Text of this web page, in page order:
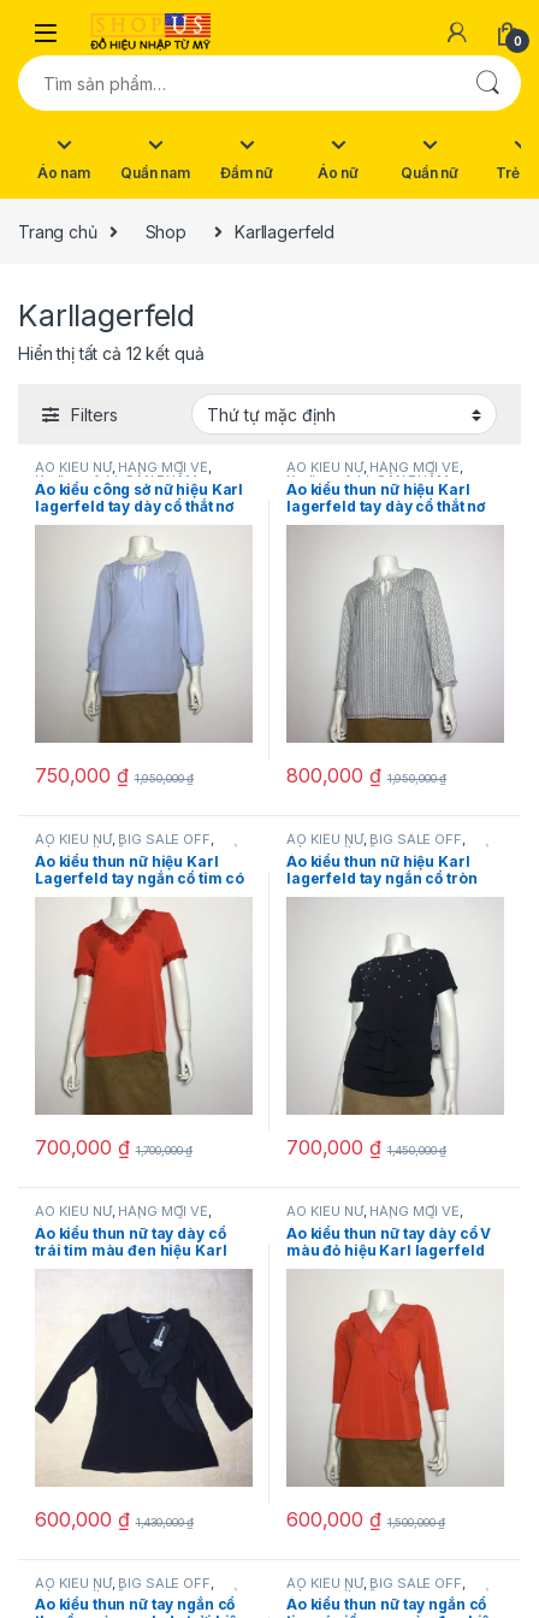
Skip to navigation
Skip to content
0
Tìm kiếm:
Áo nam Quần nam Đầm nữ Áo nữ Quần nữ Trẻ
Trang chủ Shop Karllagerfeld
Karllagerfeld
Hiển thị tất cả 12 kết quả
Filters
ÁO KIỂU NỮ, HÀNG MỚI VỀ,
Karllagerfeld SẢN PHẨM
KHUYẾN MÃI,THỜI TRANG NỮ
Áo kiểu công sở nữ hiệu Karl
lagerfeld tay dày cổ thắt nơ
màu xanh da trời size XS
750,000 ₫ 1,950,000₫
ÁO KIỂU NỮ, HÀNG MỚI VỀ,
Karllagerfeld SẢN PHẨM
KHUYẾN MÃI, THỜI TRANG NỮ
Áo kiểu thun nữ hiệu Karl
lagerfeld tay dày cổ thắt nơ
màu trắng sọc đen size XS
800,000 ₫ 1,950,000₫
ÁO KIỂU NỮ, BIG SALE OFF,
HÀNG MỚI VỀ Karllagerfeld ,
PHẨM KHUYẾN MÃI,THỜI TRANG
NỮ
Áo kiểu thun nữ hiệu Karl
Lagerfeld tay ngắn cổ tim có
thêu ren màu đỏ size XS
chính hãng
700,000 ₫ 1,700,000₫
ÁO KIỂU NỮ, BIG SALE OFF,
HÀNG MỚI VỀ Karllagerfeld ,
PHẨM KHUYẾN MÃI,THỜI TRANG
NỮ
Áo kiểu thun nữ hiệu Karl
lagerfeld tay ngắn cổ tròn
màu đen có đính hạt cườm
700,000 ₫ 1,450,000₫
ÁO KIỂU NỮ, HÀNG MỚI VỀ,
Karllagerfeld SẢN PHẨM
KHUYẾN MÃI, THỜI TRANG NỮ
Áo kiểu thun nữ tay dày cổ
trái tim màu đen hiệu Karl
lagerfeld size XS,S chính
600,000 ₫ 1,430,000₫
ÁO KIỂU NỮ, HÀNG MỚI VỀ,
Karllagerfeld SẢN PHẨM
KHUYẾN MÃI, THỜI TRANG NỮ
Áo kiểu thun nữ tay dày cổ V
màu đỏ hiệu Karl lagerfeld
size XS, S
600,000 ₫ 1,500,000₫
ÁO KIỂU NỮ, BIG SALE OFF
HÀNG MỚI VỀ Karllagerfeld SẢN
PHẨM KHUYẾN MÃI,THỜI TRANG
Áo kiểu thun nữ tay ngắn cổ
ÁO KIỂU NỮ, BIG SALE OFF
HÀNG MỚI VỀ Karllagerfeld SẢN
PHẨM KHUYẾN MÃI,THỜI TRANG
Áo kiểu thun nữ tay ngắn cổ